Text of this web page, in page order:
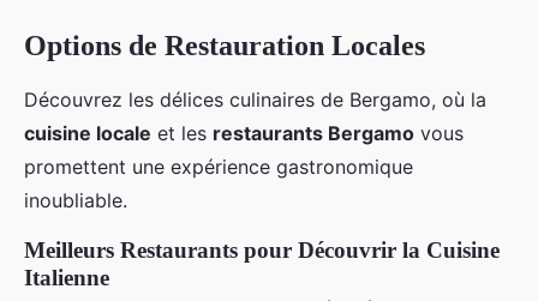
Options de Restauration Locales
Découvrez les délices culinaires de Bergamo, où la
cuisine locale et les restaurants Bergamo vous
promettent une expérience gastronomique
inoubliable.
Meilleurs Restaurants pour Découvrir la Cuisine
Italienne